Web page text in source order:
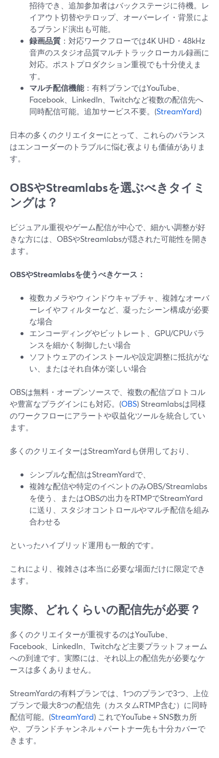
招待でき、追加参加者はバックステージに待機。レ
イアウト切替やテロップ、オーバーレイ・背景によ
るブランド演出も可能。
録画品質 ：対応ワークフローでは4K UHD・48kHz
音声のスタジオ品質マルチトラックローカル録画に
対応。ポストプロダクション重視でも十分使えま
す。
マルチ配信機能：有料プランではYouTube、
Facebook、LinkedIn、Twitchなど複数の配信先へ
同時配信可能。追加サービス不要。(StreamYard)
日本の多くのクリエイターにとって、これらのバランス
はエンコーダーのトラブルに悩む夜よりも価値がありま
す。
OBSやStreamlabsを選ぶべきタイミ
ングは？
ビジュアル重視やゲーム配信が中心で、細かい調整が好
きな方には、OBSやStreamlabsが隠された可能性を開き
ます。
OBSやStreamlabsを使うべきケース：
複数カメラやウィンドウキャプチャ、複雑なオーバ
ーレイやフィルターなど、凝ったシーン構成が必要
な場合
エンコーディングやビットレート、GPU/CPUバラ
ンスを細かく制御したい場合
ソフトウェアのインストールや設定調整に抵抗がな
い、またはそれ自体が楽しい場合
OBSは無料・オープンソースで、複数の配信プロトコル
や豊富なプラグインにも対応。(OBS) Streamlabsは同様
のワークフローにアラートや収益化ツールを統合してい
ます。
多くのクリエイターはStreamYardも併用しており、
シンプルな配信はStreamYardで、
複雑な配信や特定のイベントのみOBS/Streamlabs
を使う、またはOBSの出力をRTMPでStreamYard
に送り、スタジオコントロールやマルチ配信を組み
合わせる
といったハイブリッド運用も一般的です。
これにより、複雑さは本当に必要な場面だけに限定でき
ます。
実際、どれくらいの配信先が必要？
多くのクリエイターが重視するのはYouTube、
Facebook、LinkedIn、Twitchなど主要プラットフォーム
への到達です。実際には、それ以上の配信先が必要なケ
ースは多くありません。
StreamYardの有料プランでは、1つのプランで3つ、上位
プランで最大8つの配信先（カスタムRTMP含む）に同時
配信可能。(StreamYard) これでYouTube＋SNS数カ所
や、ブランドチャンネル＋パートナー先も十分カバーで
きます。